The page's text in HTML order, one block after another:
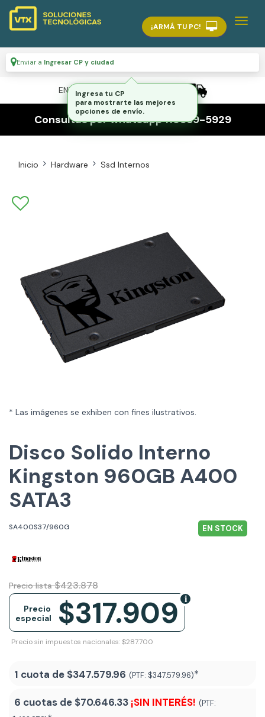
¡ARMÁ TU PC!
Enviar a Ingresar CP y ciudad
ENVÍO GRATIS A TODO EL PAÍS
Consultas por whatsapp 116559-5929
Inicio Hardware Ssd Internos
* Las imágenes se exhiben con fines ilustrativos.
Disco Solido Interno
Kingston 960GB A400
SATA3
SA400S37/960G EN STOCK
Precio lista $423.878
$317.909
Precio
especial
Precio sin impuestos nacionales: $287.700
1 cuota de $347.579.96 (PTF: $347.579.96)*
6 cuotas de $70.646.33 ¡SIN INTERÉS! (PTF: